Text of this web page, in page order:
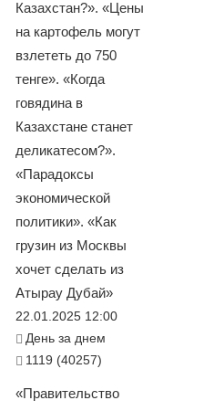
Казахстан?». «Цены
на картофель могут
взлететь до 750
тенге». «Когда
говядина в
Казахстане станет
деликатесом?».
«Парадоксы
экономической
политики». «Как
грузин из Москвы
хочет сделать из
Атырау Дубай»
22.01.2025 12:00
День за днем
1119 (40257)
«Правительство